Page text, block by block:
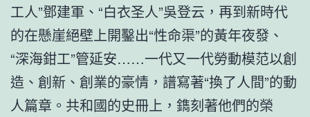
工人”鄧建軍、“白衣圣人”吳登云，再到新時代
的在懸崖絕壁上開鑿出“性命渠”的黃年夜發、
“深海鉗工”管延安……一代又一代勞動模范以創
造、創新、創業的豪情，譜寫著“換了人間”的動
人篇章。共和國的史冊上，鐫刻著他們的榮